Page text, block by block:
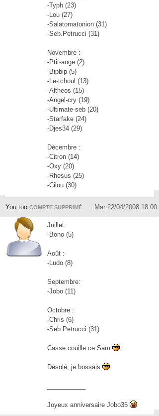
-Typh (23)
-Lou (27)
-Salatomatonion (31)
-Seb.Petrucci (31)
Novembre :
-Ptit-ange (2)
-Bipbip (5)
-Le-tchoul (13)
-Altheos (15)
-Angel-cry (19)
-Ultimate-seb (20)
-Starfake (24)
-Djes34 (29)
Décembre :
-Citron (14)
-Oxy (20)
-Rhesus (25)
-Cilou (30)
You.too COMPTE SUPPRIMÉ Mar 22/04/2008 18:00
Juillet:
-Bono (5)
Août :
-Ludo (8)
Septembre:
-Jobo (11)
Octobre :
-Chris (6)
-Seb.Petrucci (31)
Casse couille ce Sam
Désolé, je bossais
Joyeux anniversaire Jobo35